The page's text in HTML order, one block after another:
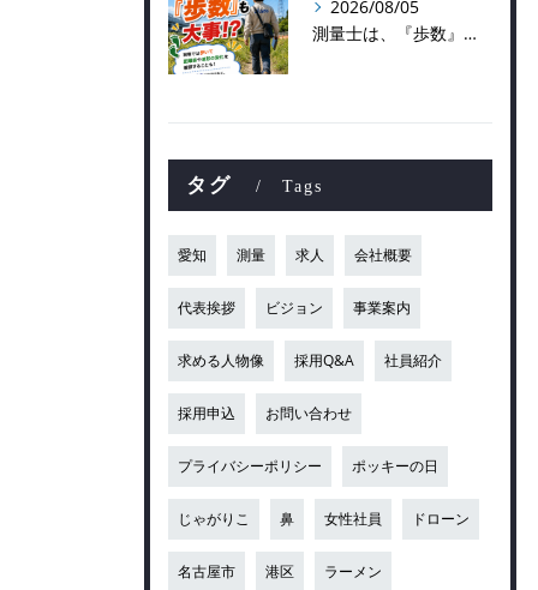
2026/08/05
測量士は、『歩数』も大事！？
タグ Tags
愛知 測量 求人 会社概要
代表挨拶 ビジョン 事業案内
求める人物像 採用Q&A 社員紹介
採用申込 お問い合わせ
プライバシーポリシー ポッキーの日
じゃがりこ 鼻 女性社員 ドローン
名古屋市 港区 ラーメン